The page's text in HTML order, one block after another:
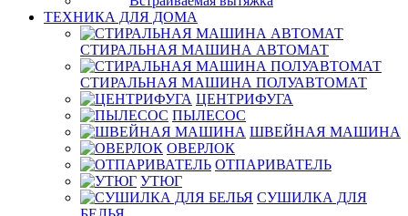
ТЕХНИКА ДЛЯ ДОМА
СТИРАЛЬНАЯ МАШИНА АВТОМАТ
СТИРАЛЬНАЯ МАШИНА ПОЛУАВТОМАТ
ЦЕНТРИФУГА
ПЫЛЕСОС
ШВЕЙНАЯ МАШИНА
ОВЕРЛОК
ОТПАРИВАТЕЛЬ
УТЮГ
СУШИЛКА ДЛЯ